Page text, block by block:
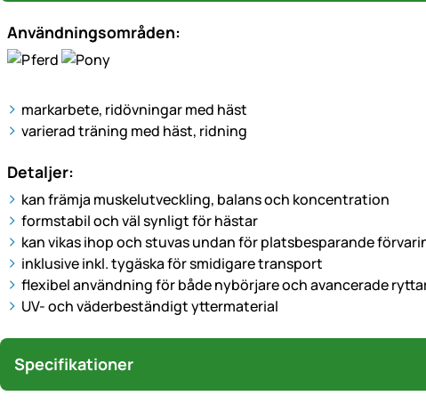
Användningsområden:
markarbete, ridövningar med häst
varierad träning med häst, ridning
Detaljer:
kan främja muskelutveckling, balans och koncentration
formstabil och väl synligt för hästar
kan vikas ihop och stuvas undan för platsbesparande
inklusive inkl. tygäska för smidigare transport
flexibel användning för både nybörjare och avancerade
UV- och väderbeständigt yttermaterial
Specifikationer